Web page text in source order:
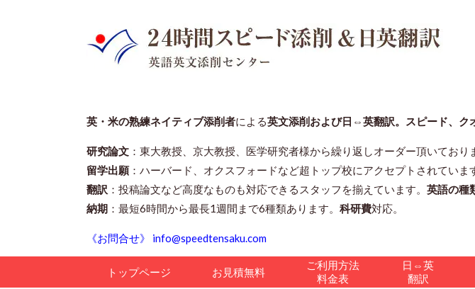
英・米の熟練ネイティブ添削者による英文添削および日⇔英翻訳。スピード、ク
研究論文 ：東大教授、京大教授、医学研究者様から繰り返しオーダー頂いており
留学出願：ハーバード、オクスフォードなど超トップ校にアクセプトされていま
翻訳 ：投稿論文など高度なものも対応できるスタッフを揃えています。 英語の種
納期 ：最短6時間から最長1週間まで6種類あります。 科研費対応。
《お問合せ》 info@speedtensaku.com
トップページ お見積無料
ご利用方法
料金表
日⇔英
翻訳